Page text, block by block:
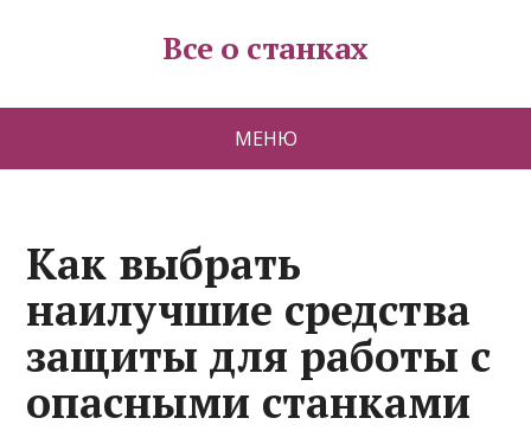
Все о станках
МЕНЮ
Как выбрать
наилучшие средства
защиты для работы с
опасными станками